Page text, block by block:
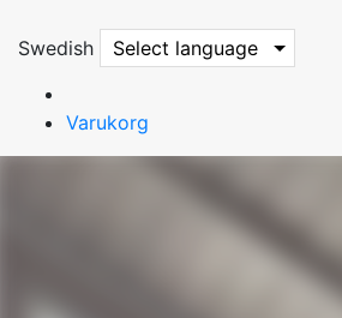
Swedish Select language
Varukorg